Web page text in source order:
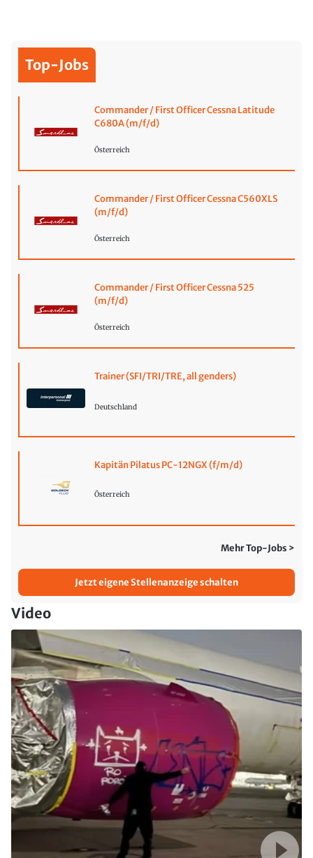
Top-Jobs
Commander / First Officer Cessna Latitude
C680A (m/f/d)
Österreich
Commander / First Officer Cessna C560XLS
(m/f/d)
Österreich
Commander / First Officer Cessna 525
(m/f/d)
Österreich
Trainer (SFI/TRI/TRE, all genders)
Deutschland
Kapitän Pilatus PC-12NGX (f/m/d)
Österreich
Mehr Top-Jobs >
Jetzt eigene Stellenanzeige schalten
Video